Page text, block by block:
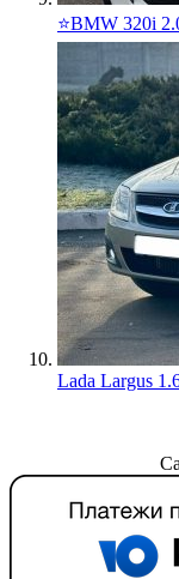
⭐️BMW 320i
Lada Largus